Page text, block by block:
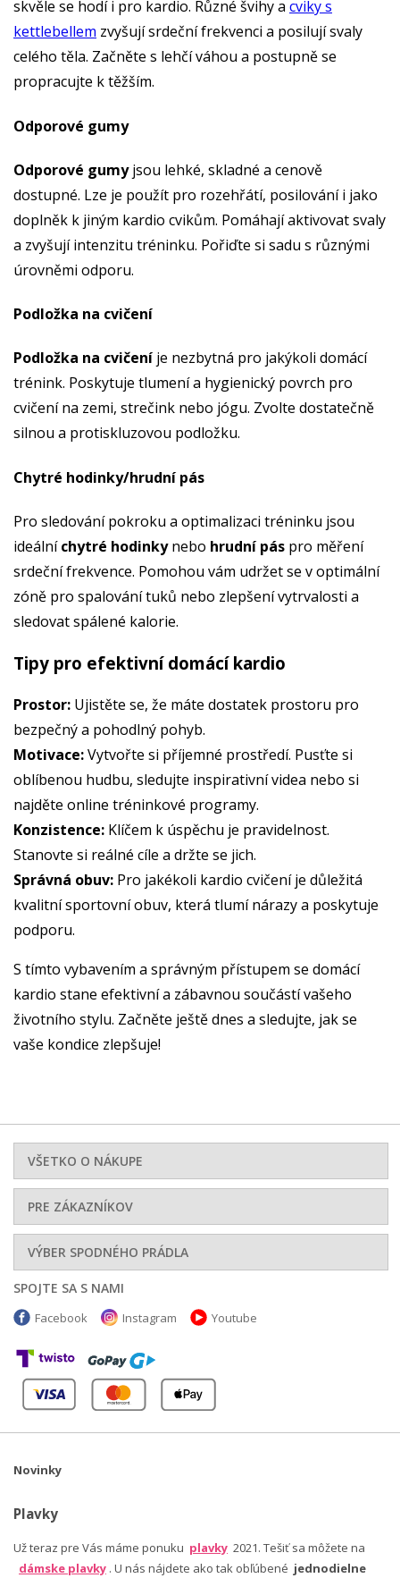
skvěle se hodí i pro kardio. Různé švihy a cviky s
kettlebellem zvyšují srdeční frekvenci a posilují svaly
celého těla. Začněte s lehčí váhou a postupně se
propracujte k těžším.
Odporové gumy
Odporové gumyjsou lehké, skladné a cenově
dostupné. Lze je použít pro rozehřátí, posilování i jako
doplněk k jiným kardio cvikům. Pomáhají aktivovat svaly
a zvyšují intenzitu tréninku. Pořiďte si sadu s různými
úrovněmi odporu.
Podložka na cvičení
Podložka na cvičení je nezbytná pro jakýkoli domácí
trénink. Poskytuje tlumení a hygienický povrch pro
cvičení na zemi, strečink nebo jógu. Zvolte dostatečně
silnou a protiskluzovou podložku.
Chytré hodinky/hrudní pás
Pro sledování pokroku a optimalizaci tréninku jsou
ideálníchytré hodinkynebo hrudní pás pro měření
srdeční frekvence. Pomohou vám udržet se v optimální
zóně pro spalování tuků nebo zlepšení vytrvalosti a
sledovat spálené kalorie.
Tipy pro efektivní domácí kardio
Prostor: Ujistěte se, že máte dostatek prostoru pro
bezpečný a pohodlný pohyb.
Motivace:Vytvořte si příjemné prostředí. Pusťte si
oblíbenou hudbu, sledujte inspirativní videa nebo si
najděte online tréninkové programy.
Konzistence: Klíčem k úspěchu je pravidelnost.
Stanovte si reálné cíle a držte se jich.
Správná obuv: Pro jakékoli kardio cvičení je důležitá
kvalitní sportovní obuv, která tlumí nárazy a poskytuje
podporu.
S tímto vybavením a správným přístupem se domácí
kardio stane efektivní a zábavnou součástí vašeho
životního stylu. Začněte ještě dnes a sledujte, jak se
vaše kondice zlepšuje!
VŠETKO O NÁKUPE
PRE ZÁKAZNÍKOV
VÝBER SPODNÉHO PRÁDLA
SPOJTE SA S NAMI
Facebook Instagram Youtube
Novinky
Plavky
Už teraz pre Vás máme ponuku plavky 2021. Tešiť sa môžete na
dámske plavky . U nás nájdete ako tak obľúbené jednodielne